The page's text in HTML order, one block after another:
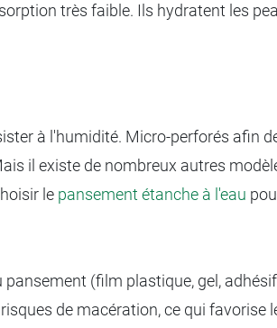
très faible. Ils hydratent les
à l'humidité. Micro-perforés afin
il existe de nombreux autres
le pansement étanche à l'eau
(film plastique, gel,
de macération, ce qui favorise